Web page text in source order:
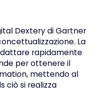
Dextery di Gartner
La
rapidamente
per ottenere il
mettendo al
ciò si realizza